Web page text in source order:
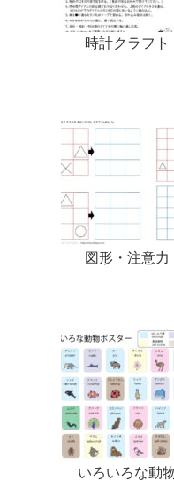
時計クラフト
図形・注意力
いろいろな動